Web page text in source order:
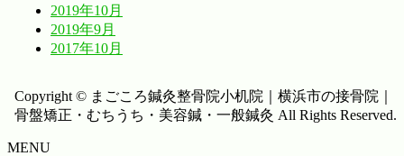
2019年10月
2019年9月
2017年10月
Copyright © まごころ鍼灸整骨院小机院｜横浜市の接骨院｜
骨盤矯正・むちうち・美容鍼・一般鍼灸 All Rights Reserved.
MENU